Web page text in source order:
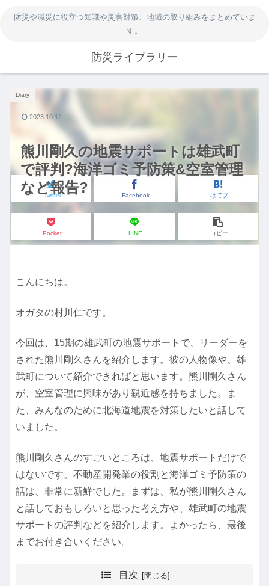
防災や減災に役立つ知識や災害対策、地域の取り組みをまとめていま
す。
防災ライブラリー
熊川剛久の地震サポートは雄武町
で評判?海洋ゴミ予防策&空室管理
など報告?
Diary
Twitter Facebook はてブ
Pocket LINE コピー
2023.10.12
こんにちは。
オガタの村川仁です。
今回は、15期の雄武町の地震サポートで、リーダーを
された熊川剛久さんを紹介します。彼の人物像や、雄
武町について紹介できればと思います。熊川剛久さん
が、空室管理に興味があり親近感を持ちました。ま
た、みんなのために北海道地震を対策したいと話して
いました。
熊川剛久さんのすごいところは、地震サポートだけで
はないです。不動産開発業の役割と海洋ゴミ予防策の
話は、非常に新鮮でした。まずは、私が熊川剛久さん
と話しておもしろいと思った考え方や、雄武町の地震
サポートの評判などを紹介します。よかったら、最後
までお付き合いください。
目次